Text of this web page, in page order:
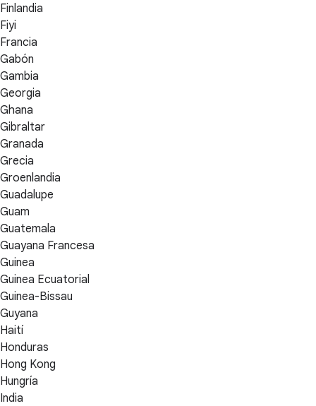
Finlandia
Fiyi
Francia
Gabón
Gambia
Georgia
Ghana
Gibraltar
Granada
Grecia
Groenlandia
Guadalupe
Guam
Guatemala
Guayana Francesa
Guinea
Guinea Ecuatorial
Guinea-Bissau
Guyana
Haití
Honduras
Hong Kong
Hungría
India